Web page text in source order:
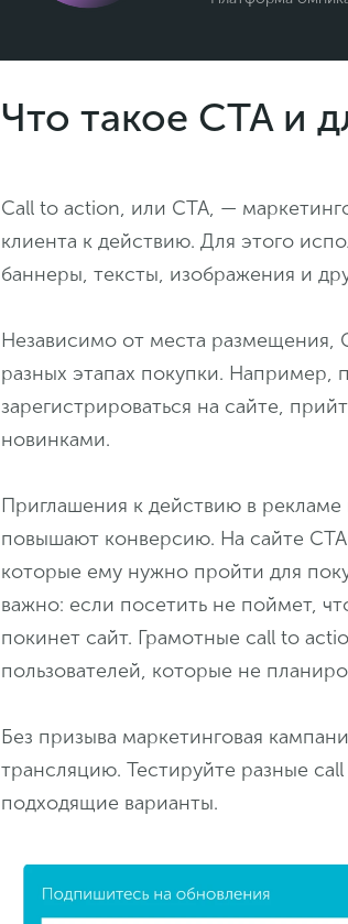
Что такое CTA и
Call to action, или CTA, —
клиента к действию. Для этого
баннеры, тексты, изображения и
Независимо от места размещения,
разных этапах покупки. Например,
зарегистрироваться на сайте,
новинками.
Приглашения к действию в
повышают конверсию. На сайте
которые ему нужно пройти для
важно: если посетить не поймет,
покинет сайт. Грамотные call to
пользователей, которые не
Без призыва маркетинговая
трансляцию. Тестируйте разные
подходящие варианты.